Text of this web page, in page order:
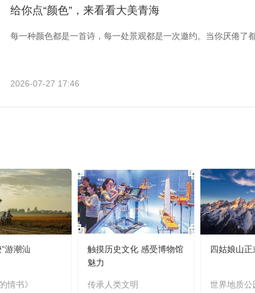
给你点“颜色”，来看看大美青海
每一种颜色都是一首诗，每一处景观都是一次邀约。当你厌倦了
2026-07-27 17:46
游潮汕
情书》
触摸历史文化 感受博物馆
魅力
传承人类文明
四姑娘山正
世界地质公